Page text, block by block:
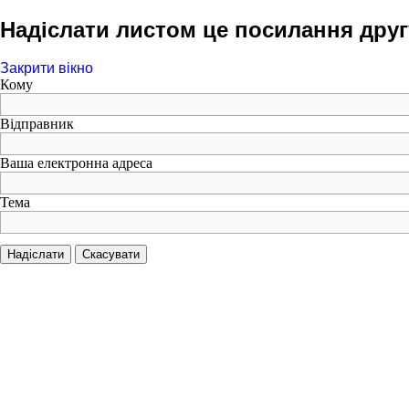
Надіслати листом це посилання
Закрити вікно
Кому
Відправник
Ваша електронна адреса
Тема
Надіслати Скасувати